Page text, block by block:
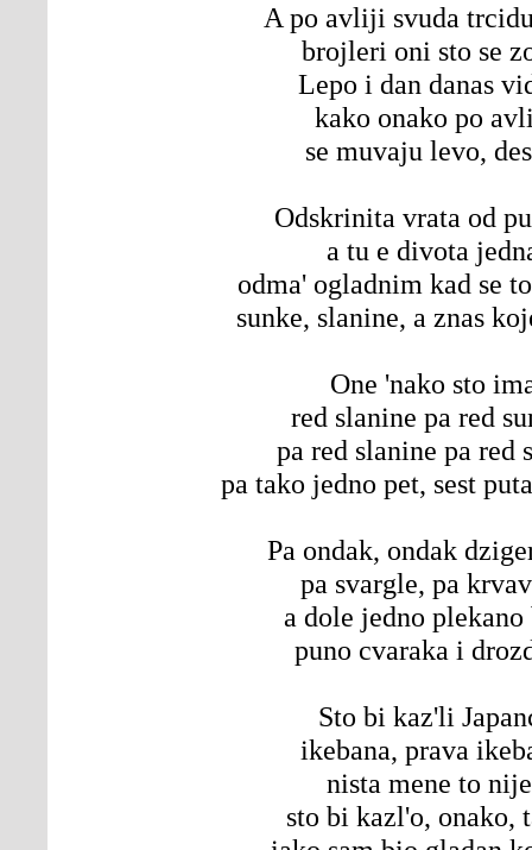
A po avliji svuda
brojleri oni sto se
Lepo i dan danas
kako onako po
se muvaju levo,
Odskrinita vrata od
a tu e divota
odma' ogladnim kad se
sunke, slanine, a znas
One 'nako sto
red slanine pa red
pa red slanine pa red
pa tako jedno pet, sest
Pa ondak, ondak
pa svargle, pa
a dole jedno plekano
puno cvaraka i
Sto bi kaz'li
ikebana, prava
nista mene to
sto bi kazl'o, onako,